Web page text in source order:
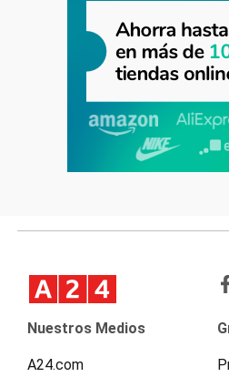
Nuestros Medios
A24.com